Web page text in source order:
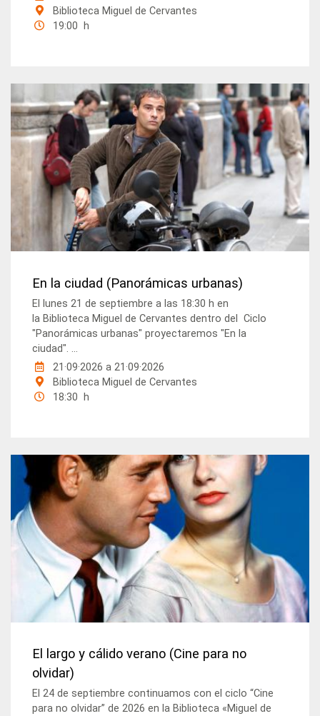
Biblioteca Miguel de Cervantes
19:00 h
En la ciudad (Panorámicas urbanas)
El lunes 21 de septiembre a las 18:30 h en
la Biblioteca Miguel de Cervantes dentro del Ciclo
"Panorámicas urbanas" proyectaremos "En la
ciudad". ...
21·09·2026a21·09·2026
Biblioteca Miguel de Cervantes
18:30 h
El largo y cálido verano (Cine para no
olvidar)
El 24 de septiembre continuamos con el ciclo “Cine
para no olvidar” de 2026 en la Biblioteca «Miguel de